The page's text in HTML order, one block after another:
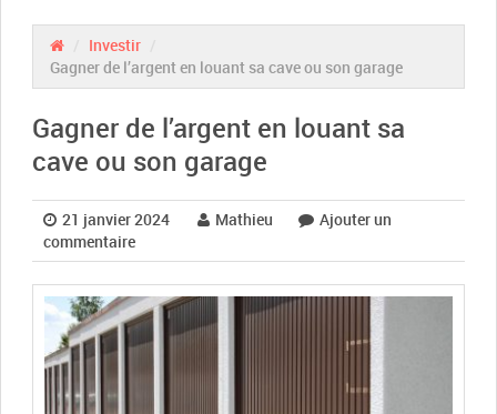
Investir
Gagner de l’argent en louant sa cave ou son garage
Gagner de l’argent en louant sa
cave ou son garage
21 janvier 2024 Mathieu
Ajouter un
commentaire